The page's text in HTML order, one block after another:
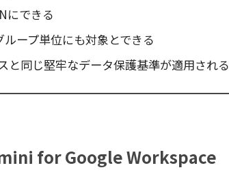
にできる
ープ単位にも対象とできる
同じ堅牢なデータ保護基準が適用される
for Google Workspace